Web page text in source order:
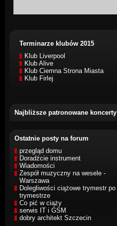
Terminarze klubów 2015
Klub Liverpool
Klub Alive
Klub Ciemna Strona Miasta
Klub Firlej
Najbliższe patronowane koncerty
Ostatnie posty na forum
przegląd domu
Doradźcie instrument
Wiadomości
Zespół muzyczny na wesele -
Warszawa
Dolegliwości ciążowe trymestr po
trymestrze
Co pić w ciąży
serwis IT i GSM
dobry architekt Szczecin